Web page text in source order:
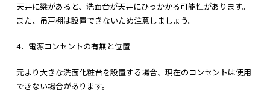
天井に梁があると、洗面台が天井にひっかかる可能性があります。
また、吊戸棚は設置できないため注意しましょう。
4．電源コンセントの有無と位置
元より大きな洗面化粧台を設置する場合、現在のコンセントは使用
できない場合があります。